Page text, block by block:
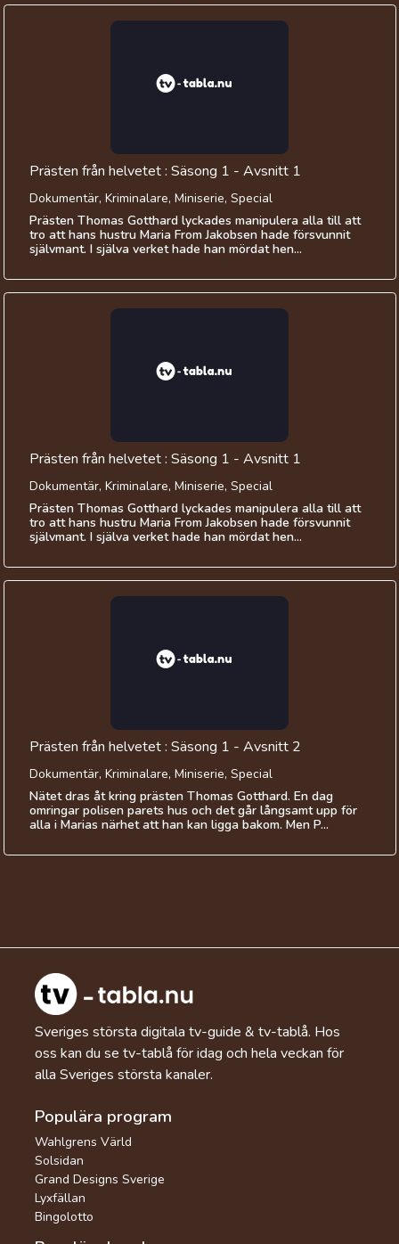
Prästen från helvetet : Säsong 1 - Avsnitt 1
Dokumentär, Kriminalare, Miniserie, Special
Prästen Thomas Gotthard lyckades manipulera alla till att
tro att hans hustru Maria From Jakobsen hade försvunnit
självmant. I själva verket hade han mördat hen...
Prästen från helvetet : Säsong 1 - Avsnitt 1
Dokumentär, Kriminalare, Miniserie, Special
Prästen Thomas Gotthard lyckades manipulera alla till att
tro att hans hustru Maria From Jakobsen hade försvunnit
självmant. I själva verket hade han mördat hen...
Prästen från helvetet : Säsong 1 - Avsnitt 2
Dokumentär, Kriminalare, Miniserie, Special
Nätet dras åt kring prästen Thomas Gotthard. En dag
omringar polisen parets hus och det går långsamt upp för
alla i Marias närhet att han kan ligga bakom. Men P...
Sveriges största digitala tv-guide & tv-tablå. Hos
oss kan du se tv-tablå för idag och hela veckan för
alla Sveriges största kanaler.
Populära program
Wahlgrens Värld
Solsidan
Grand Designs Sverige
Lyxfällan
Bingolotto